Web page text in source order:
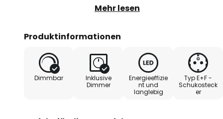
rechteckig gestaltet und von
Lichttechnologie verbaut wurde,
So entsteht gleichzeitig eine
Lichtabgabe, die für eine
Für diese Stehleuchte kann die
Mehr lesen
Produktinformationen
Dimmbar
Inklusive
Dimmer
Energieeffizie
nt und
langlebig
Typ E+F -
Schukosteck
er